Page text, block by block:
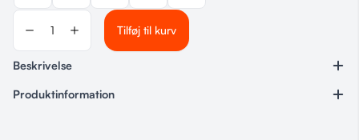
Tilføj til kurv
Beskrivelse
Produktinformation